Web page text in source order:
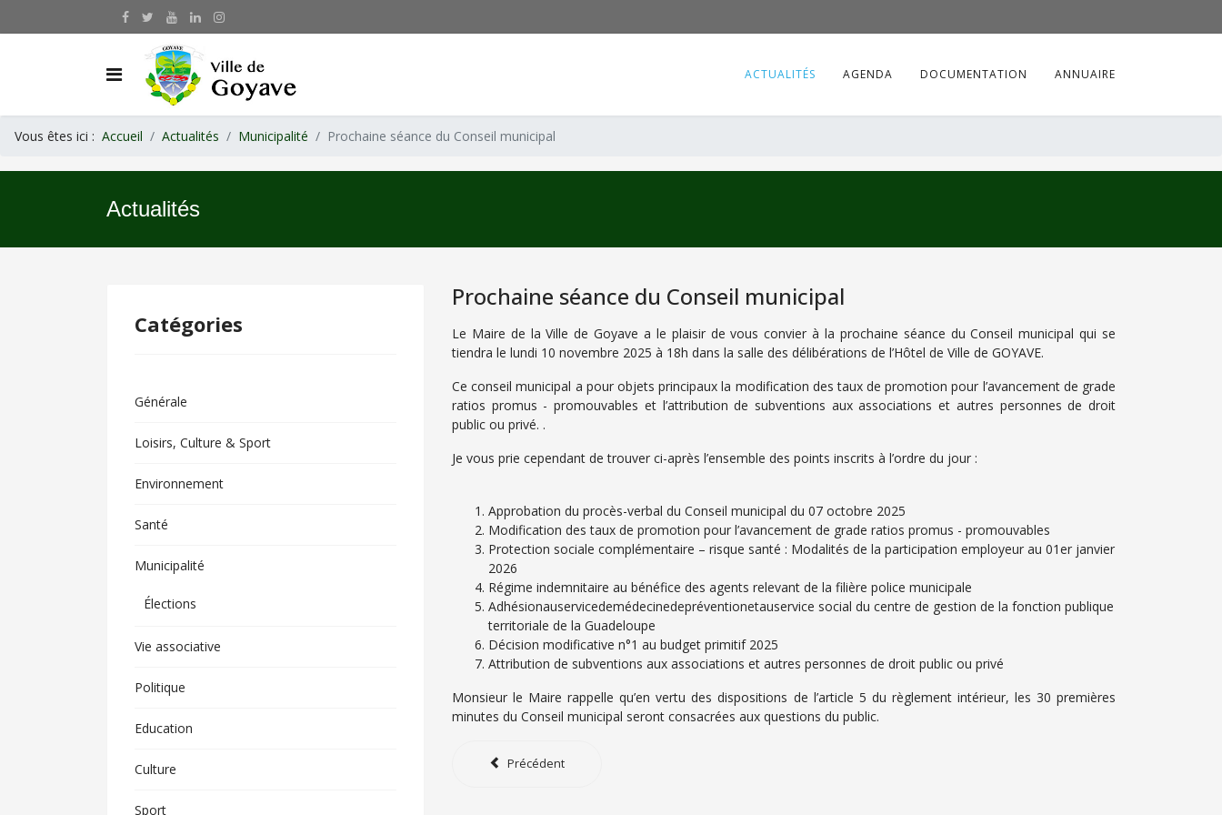
ACTUALITÉS AGENDA DOCUMENTATION ANNUAIRE
Vous êtes ici : Accueil Actualités Municipalité Prochaine séance du Conseil municipal
Actualités
Catégories
Générale
Loisirs, Culture & Sport
Environnement
Santé
Municipalité
Élections
Vie associative
Politique
Education
Culture
Sport
Prochaine séance du Conseil municipal
Le Maire de la Ville de Goyave a le plaisir de vous convier à la prochaine séance du Conseil municipal qui se
tiendra le lundi 10 novembre 2025 à 18h dans la salle des délibérations de l’Hôtel de Ville de GOYAVE.
Ce conseil municipal a pour objets principaux la modification des taux de promotion pour l’avancement de grade
ratios promus - promouvables et l’attribution de subventions aux associations et autres personnes de droit
public ou privé. .
Je vous prie cependant de trouver ci-après l’ensemble des points inscrits à l’ordre du jour :
Approbation du procès-verbal du Conseil municipal du 07 octobre 2025
Modification des taux de promotion pour l’avancement de grade ratios promus - promouvables
Protection sociale complémentaire – risque santé : Modalités de la participation employeur au 01er janvier
2026
Régime indemnitaire au bénéfice des agents relevant de la filière police municipale
Adhésionauservicedemédecinedepréventionetauservice social du centre de gestion de la fonction publique
territoriale de la Guadeloupe
Décision modificative n°1 au budget primitif 2025
Attribution de subventions aux associations et autres personnes de droit public ou privé
Monsieur le Maire rappelle qu’en vertu des dispositions de l’article 5 du règlement intérieur, les 30 premières
minutes du Conseil municipal seront consacrées aux questions du public.
Précédent